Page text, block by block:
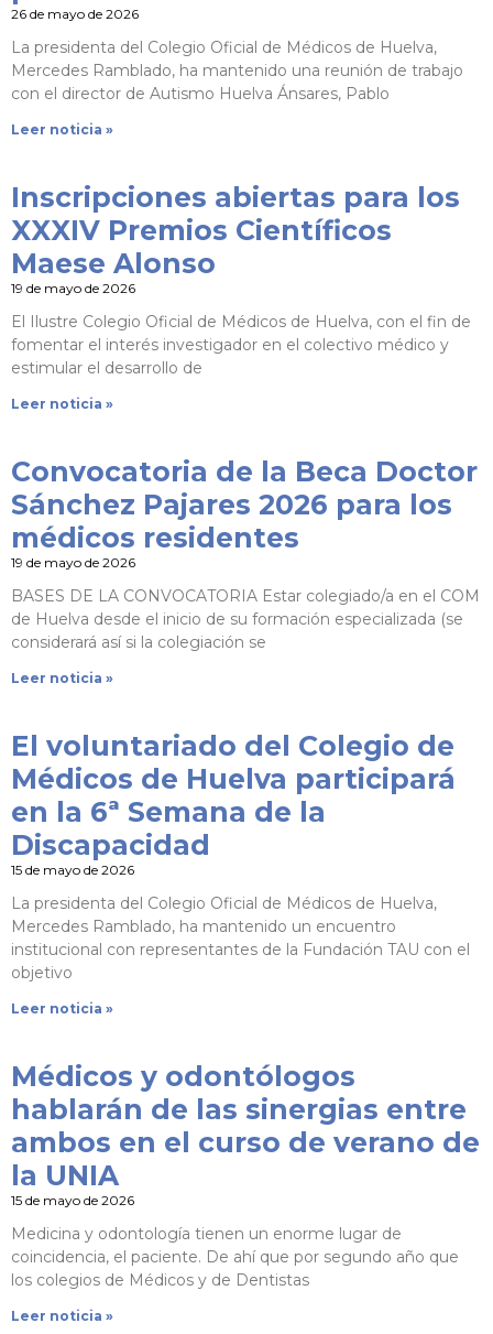
26 de mayo de 2026
La presidenta del Colegio Oficial de Médicos de Huelva,
Mercedes Ramblado, ha mantenido una reunión de trabajo
con el director de Autismo Huelva Ánsares, Pablo
Leer noticia »
Inscripciones abiertas para los
XXXIV Premios Científicos
Maese Alonso
19 de mayo de 2026
El Ilustre Colegio Oficial de Médicos de Huelva, con el fin de
fomentar el interés investigador en el colectivo médico y
estimular el desarrollo de
Leer noticia »
Convocatoria de la Beca Doctor
Sánchez Pajares 2026 para los
médicos residentes
19 de mayo de 2026
BASES DE LA CONVOCATORIA Estar colegiado/a en el COM
de Huelva desde el inicio de su formación especializada (se
considerará así si la colegiación se
Leer noticia »
El voluntariado del Colegio de
Médicos de Huelva participará
en la 6ª Semana de la
Discapacidad
15 de mayo de 2026
La presidenta del Colegio Oficial de Médicos de Huelva,
Mercedes Ramblado, ha mantenido un encuentro
institucional con representantes de la Fundación TAU con el
objetivo
Leer noticia »
Médicos y odontólogos
hablarán de las sinergias entre
ambos en el curso de verano de
la UNIA
15 de mayo de 2026
Medicina y odontología tienen un enorme lugar de
coincidencia, el paciente. De ahí que por segundo año que
los colegios de Médicos y de Dentistas
Leer noticia »